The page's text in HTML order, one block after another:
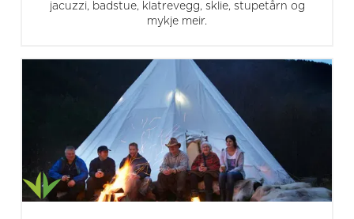
jacuzzi, badstue, klatrevegg, sklie, stupetårn og
mykje meir.